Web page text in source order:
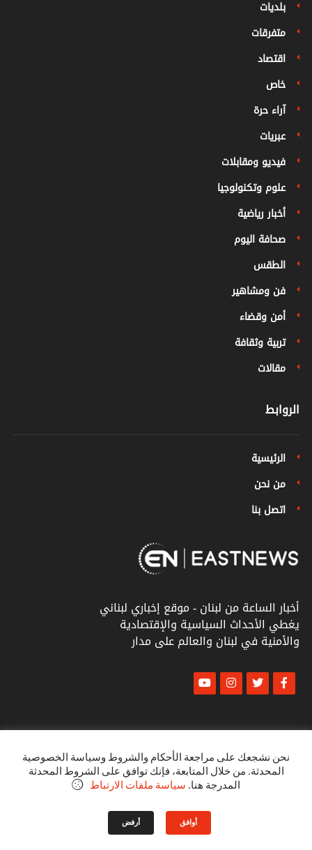
بلديات
متفرقات
اقتصاد
خاص
آراء حرة
عبريات
فيديو ومقابلات
علوم وتكنولوجيا
أخبار رياضية
صحافة اليوم
الطقس
فن ومشاهير
أمن وقضاء
تربية وثقافة
مقالات
الروابط
الرئيسية
من نحن
اتصل بنا
أخبار الساعة من لبنان - موقع إخباري لبناني
يغطي الأحداث السياسية والإقتصادية
والأمنية في لبنان والعالم على مدار
© أخبار الشرقكل الحقوق محفوظة ٢٠٢٣
البنود و الظروف
نحن نشجعك على مراجعة الأحكام والشروط وسياسة الخصوصية
المحدثة. من خلال المتابعة، فإنك توافق على الشروط المحدثة
المدرجة هنا. سياسة ملفات الارتباط
أوافق أرفض